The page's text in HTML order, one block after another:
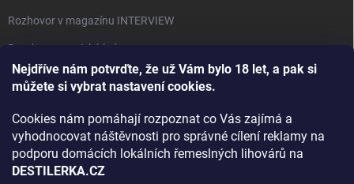
Nejdříve nám potvrďte, že už Vám bylo 18 let, a pak si
můžete si vybrat nastavení cookies.
Cookies nám pomáhají rozpoznat co Vás zajímá a
vyhodnocovat náštěvnosti pro správné cílení reklamy na
podporu domácích lokálních řemeslných lihovárů na
DESTILERKA.CZ
Rozhovor v magazínu INTERVIEW
Bourbon, americká krása.
Napsali v TÝDNU o naší práci
Rozhovor s DESTILERKA.CZ v magazínu DRINKING-CAT
Jak vybrat dárek na Vánoce